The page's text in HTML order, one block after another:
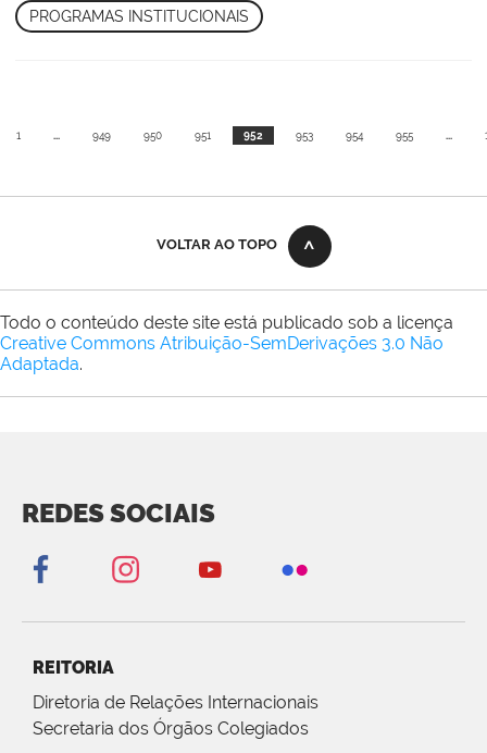
PROGRAMAS INSTITUCIONAIS
1 ... 949 950 951 952 953 954 955 ...
VOLTAR AO TOPO
Todo o conteúdo deste site está publicado sob a licença
Creative Commons Atribuição-SemDerivações 3.0 Não
Adaptada.
REDES SOCIAIS
REITORIA
Diretoria de Relações Internacionais
Secretaria dos Órgãos Colegiados